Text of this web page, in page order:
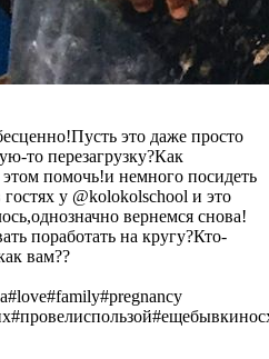
это даже просто
то перезагрузку?Как
помочь!и немного посидеть
у @kolokolschool и это
вернемся снова!
поработать на кругу?Кто-
вам??